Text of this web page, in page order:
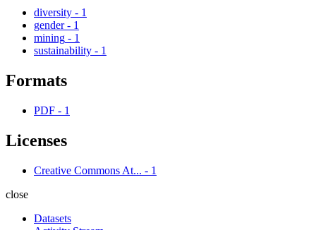
diversity - 1
gender - 1
mining - 1
sustainability - 1
Formats
PDF - 1
Licenses
Creative Commons At... - 1
close
Datasets